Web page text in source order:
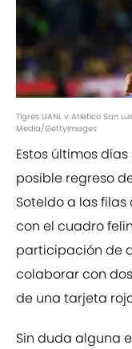
Tigres UANL v Atletico San
Media/GettyImages
Estos últimos
posible regreso
Soteldo a las
con el cuadro
participación de
colaborar con
de una tarjeta
Sin duda alguna